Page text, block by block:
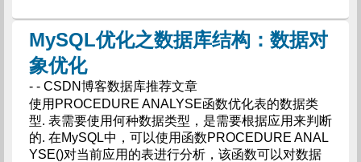
MySQL优化之数据库结构：数据对
象优化
- - CSDN博客数据库推荐文章
使用PROCEDURE ANALYSE函数优化表的数据类
型. 表需要使用何种数据类型，是需要根据应用来判断
的. 在MySQL中，可以使用函数PROCEDURE ANAL
YSE()对当前应用的表进行分析，该函数可以对数据